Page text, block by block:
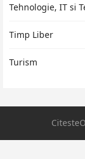
Tehnologie, IT si
Timp Liber
Turism